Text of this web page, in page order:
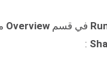
في قسم Overview
: